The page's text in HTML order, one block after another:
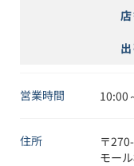
営業時間 10:00
住所 〒
モー